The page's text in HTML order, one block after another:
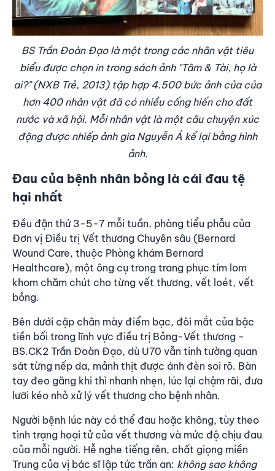
BS Trần Đoàn Đạo là một trong các nhân vật tiêu
biểu được chọn in trong sách ảnh "Tâm & Tài, họ là
ai?" (NXB Trẻ, 2013) tập hợp 4.500 bức ảnh của của
hơn 400 nhân vật đã có nhiều cống hiến cho đất
nước và xã hội. Mỗi nhân vật là một câu chuyện xúc
động được nhiếp ảnh gia Nguyễn Á kể lại bằng hình
ảnh.
Đau của bệnh nhân bỏng là cái đau tệ
hại nhất
Đều đặn thứ 3-5-7 mỗi tuần, phòng tiểu phẫu của
Đơn vị Điều trị Vết thương Chuyên sâu (Bernard
Wound Care, thuộc Phòng khám Bernard
Healthcare), một ông cụ trong trang phục tím lom
khom chăm chút cho từng vết thương, vết loét, vết
bỏng.
Bên dưới cặp chân mày điểm bạc, đôi mắt của bậc
tiền bối trong lĩnh vực điều trị Bỏng-Vết thương -
BS.CK2 Trần Đoàn Đạo, dù U70 vẫn tinh tường quan
sát từng nếp da, mảnh thịt được ánh đèn soi rõ. Bàn
tay đeo găng khi thì nhanh nhẹn, lúc lại chậm rãi, đưa
lưỡi kéo nhỏ xử lý vết thương cho bệnh nhân.
Người bệnh lúc này có thể đau hoặc không, tùy theo
tình trạng hoại tử của vết thương và mức độ chịu đau
của mỗi người. Hễ nghe tiếng rên, chất giọng miền
Trung của vị bác sĩ lập tức trấn an: không sao không